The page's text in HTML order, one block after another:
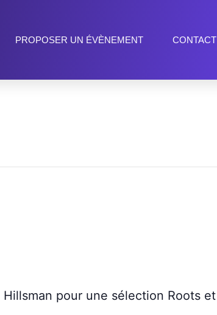
PROPOSER UN ÉVÈNEMENT CONTACT
Hillsman pour une sélection Roots et